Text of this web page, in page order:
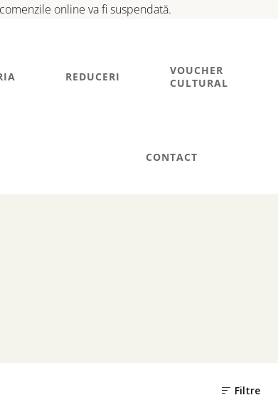
online va fi suspendată.
REDUCERI
VOUCHER
CULTURAL
CONTACT
Filtre